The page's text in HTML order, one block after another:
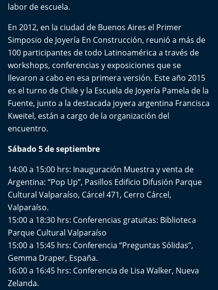
Carrera a La Moneda
Aquí Estamos
Sello de raza
Trasnoche
Reto Inmobiliario
Punto de Encuentro
Yo invito
labor de escuela.
En 2012, en la ciudad de Buenos Aires el Primer
Simposio de Joyería En Construcción, reunió a más de
100 participantes de todo Latinoamérica a través de
workshops, conferencias y exposiciones que se
llevaron a cabo en esa primera versión. Este año 2015
es el turno de Chile y la Escuela de Joyería Pamela de la
Fuente, junto a la destacada joyera argentina Francisca
Kweitel, están a cargo de la organización del
encuentro.
Sábado 5 de septiembre
14:00 a 15:00 hrs: Inauguración Muestra y venta de
Argentina: “Pop Up”, Pasillos Edificio Difusión Parque
Cultural Valparaíso, Cárcel 471, Cerro Cárcel,
Valparaíso.
15:00 a 18:30 hrs: Conferencias gratuitas: Biblioteca
Parque Cultural Valparaíso
15:00 a 15:45 hrs: Conferencia “Preguntas Sólidas”,
Gemma Draper, España.
16:00 a 16:45 hrs: Conferencia de Lisa Walker, Nueva
Zelanda.